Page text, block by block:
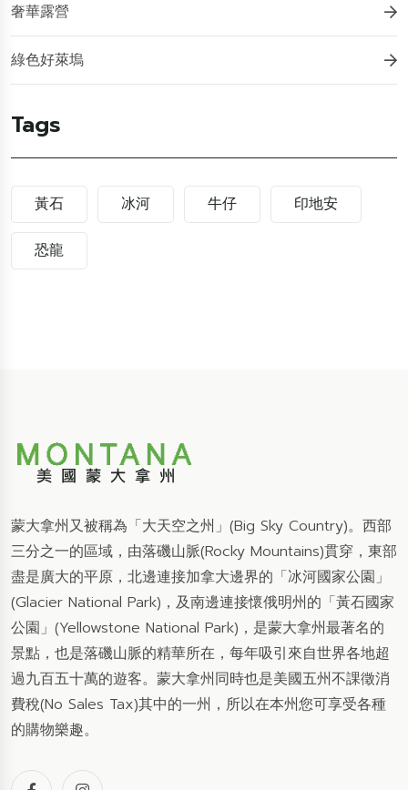
奢華露營
綠色好萊塢
Tags
黃石 冰河 牛仔 印地安
恐龍
蒙大拿州又被稱為「大天空之州」(Big Sky Country)。西部
三分之一的區域，由落磯山脈(Rocky Mountains)貫穿，東部
盡是廣大的平原，北邊連接加拿大邊界的「冰河國家公園」
(Glacier National Park)，及南邊連接懷俄明州的「黃石國家
公園」(Yellowstone National Park)，是蒙大拿州最著名的
景點，也是落磯山脈的精華所在，每年吸引來自世界各地超
過九百五十萬的遊客。蒙大拿州同時也是美國五州不課徵消
費稅(No Sales Tax)其中的一州，所以在本州您可享受各種
的購物樂趣。